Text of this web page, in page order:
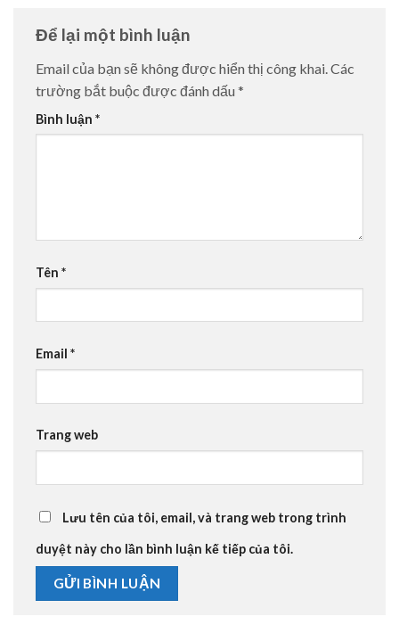
Để lại một bình luận
Email của bạn sẽ không được hiển thị công khai. Các
trường bắt buộc được đánh dấu *
Bình luận *
Tên *
Email *
Trang web
Lưu tên của tôi, email, và trang web trong trình
duyệt này cho lần bình luận kế tiếp của tôi.